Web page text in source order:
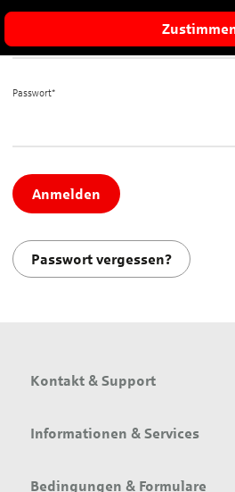
Passwort*
Anmelden
Passwort vergessen?
Kontakt & Support
Informationen & Services
Bedingungen & Formulare